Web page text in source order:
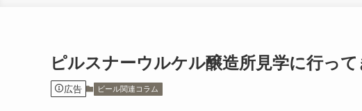
ピルスナーウルケル醸造所見学に行っ
広告 ビール関連コラム